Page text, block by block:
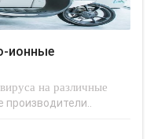
на различные